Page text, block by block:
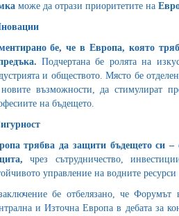
може да отрази приоритетите на
бе, че в Европа, която
Подчертана бе ролята на
и обществото. Място бе
възможности, да стимулират
на бъдещето.
трябва да защити бъдещето си –
чрез сътрудничество,
управление на водните
бе отбелязано, че
и Източна Европа в дебата за